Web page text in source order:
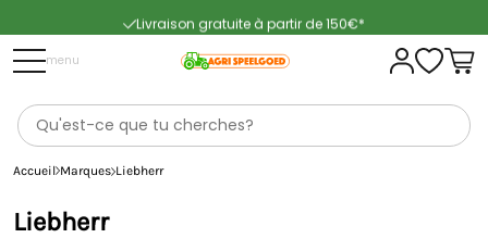
Livraison gratuite à partir de 150€*
Livraison rapide
menu
Accueil Marques Liebherr
Liebherr